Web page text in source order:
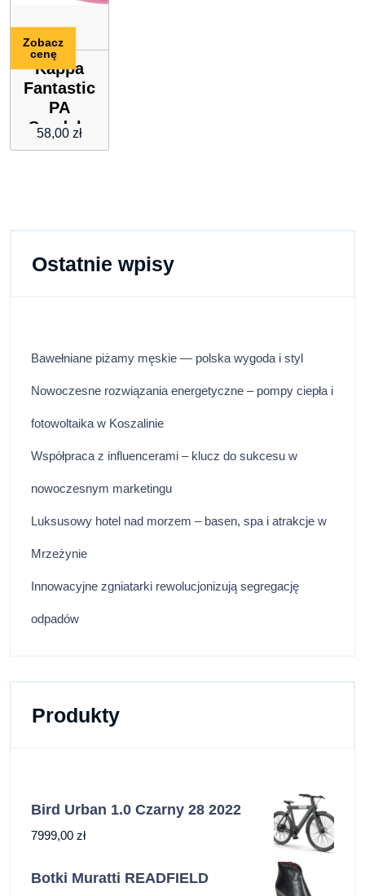
Kappa
Fantastic
PA
Sandals
243123PA-
58,00 zł
Zobacz
cenę
Ostatnie wpisy
Bawełniane piżamy męskie — polska wygoda i styl
Nowoczesne rozwiązania energetyczne – pompy ciepła i
fotowoltaika w Koszalinie
Współpraca z influencerami – klucz do sukcesu w
nowoczesnym marketingu
Luksusowy hotel nad morzem – basen, spa i atrakcje w
Mrzeżynie
Innowacyjne zgniatarki rewolucjonizują segregację
odpadów
Produkty
Bird Urban 1.0 Czarny 28 2022
7999,00 zł
Botki Muratti READFIELD